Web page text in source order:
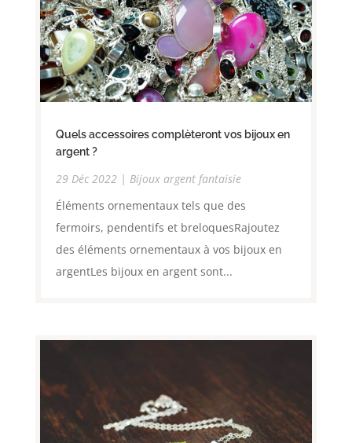
Quels accessoires complèteront vos bijoux en
argent ?
29 Déc 2022| Bijoux argent fantaisie
Éléments ornementaux tels que des
fermoirs, pendentifs et breloquesRajoutez
des éléments ornementaux à vos bijoux en
argentLes bijoux en argent sont...